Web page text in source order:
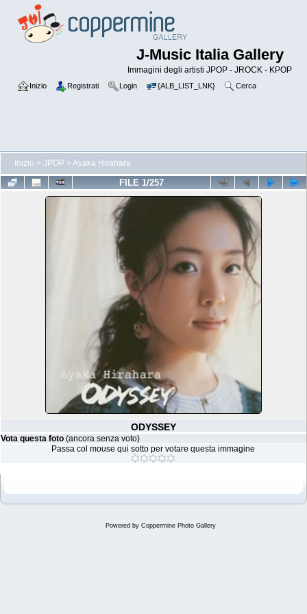
J-Music Italia Gallery
Immagini degli artisti JPOP - JROCK - KPOP
Inizio Registrati Login {ALB_LIST_LNK} Cerca
Inizio > JPOP >Ayaka Hirahara
FILE 1/257
ODYSSEY
Vota questa foto (ancora senza voto)
Passa col mouse qui sotto per votare questa immagine
Powered by Coppermine Photo Gallery